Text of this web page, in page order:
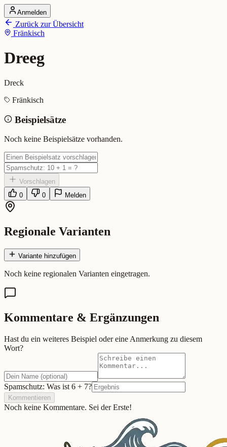
Startseite
Alle Dialekte
Dialekte vergleichen
Ranking
Dreeg (Fränkisch)
Bedeutung: Dreck
Eingereicht von: Mundwerk Team
Anmelden
Zurück zur Übersicht
Fränkisch
Dreeg
Dreck
Fränkisch
Beispielsätze
Noch keine Beispielsätze vorhanden.
Vorschlagen
0
0 Melden
Regionale Varianten
Variante hinzufügen
Noch keine regionalen Varianten eingetragen.
Kommentare & Ergänzungen
Hast du ein weiteres Beispiel oder eine Anmerkung zu diesem
Wort?
Spamschutz: Was ist 6 + 7?
Kommentieren
Noch keine Kommentare. Sei der Erste!